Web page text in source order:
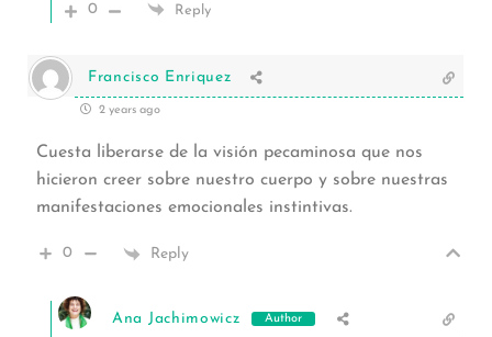
0 Reply
Francisco Enriquez
2 years ago
Cuesta liberarse de la visión pecaminosa que nos
hicieron creer sobre nuestro cuerpo y sobre nuestras
manifestaciones emocionales instintivas.
0 Reply
Ana Jachimowicz Author